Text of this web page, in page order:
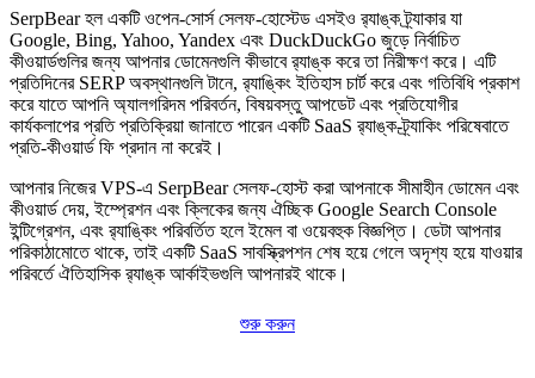
SerpBear হল একটি ওপেন-সোর্স সেলফ-হোস্টেড এসইও র‍্যাঙ্ক ট্র্যাকার যা
Google, Bing, Yahoo, Yandex এবং DuckDuckGo জুড়ে নির্বাচিত
কীওয়ার্ডগুলির জন্য আপনার ডোমেনগুলি কীভাবে র‍্যাঙ্ক করে তা নিরীক্ষণ করে। এটি
প্রতিদিনের SERP অবস্থানগুলি টানে, র‍্যাঙ্কিং ইতিহাস চার্ট করে এবং গতিবিধি প্রকাশ
করে যাতে আপনি অ্যালগরিদম পরিবর্তন, বিষয়বস্তু আপডেট এবং প্রতিযোগীর
কার্যকলাপের প্রতি প্রতিক্রিয়া জানাতে পারেন একটি SaaS র‍্যাঙ্ক-ট্র্যাকিং পরিষেবাতে
প্রতি-কীওয়ার্ড ফি প্রদান না করেই।
আপনার নিজের VPS-এ SerpBear সেলফ-হোস্ট করা আপনাকে সীমাহীন ডোমেন এবং
কীওয়ার্ড দেয়, ইম্প্রেশন এবং ক্লিকের জন্য ঐচ্ছিক Google Search Console
ইন্টিগ্রেশন, এবং র‍্যাঙ্কিং পরিবর্তিত হলে ইমেল বা ওয়েবহুক বিজ্ঞপ্তি। ডেটা আপনার
পরিকাঠামোতে থাকে, তাই একটি SaaS সাবস্ক্রিপশন শেষ হয়ে গেলে অদৃশ্য হয়ে যাওয়ার
পরিবর্তে ঐতিহাসিক র‍্যাঙ্ক আর্কাইভগুলি আপনারই থাকে।
শুরু করুন